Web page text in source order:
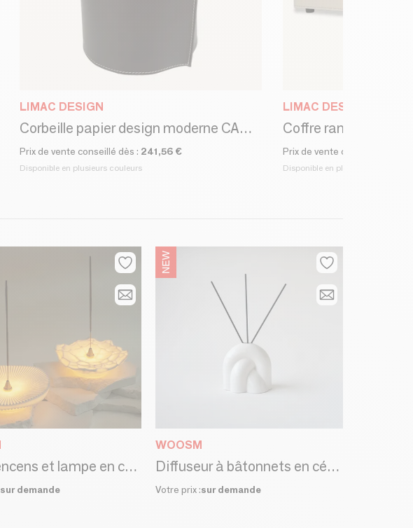
LIMAC DESIGN
Corbeille papier design moderne CANISTRO
Prix de vente conseillé dès : 241,56 €
Disponible en plusieurs couleurs
LIMAC DESIGN
Prix de vente conseillé dès :
Disponible en plusieurs couleurs
Porte-encens et lampe en céramique - Portable
sur demande
WOOSM
Diffuseur à bâtonnets en céramique
Votre prix :sur demande